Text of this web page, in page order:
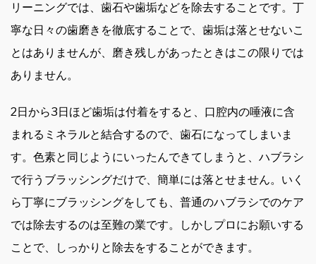
リーニングでは、歯石や歯垢などを除去することです。丁
寧な日々の歯磨きを徹底することで、歯垢は落とせないこ
とはありませんが、磨き残しがあったときはこの限りでは
ありません。
2日から3日ほど歯垢は付着をすると、口腔内の唾液に含
まれるミネラルと結合するので、歯石になってしまいま
す。色素と同じようにいったんできてしまうと、ハブラシ
で行うブラッシングだけで、簡単には落とせません。いく
ら丁寧にブラッシングをしても、普通のハブラシでのケア
では除去するのは至難の業です。しかしプロにお願いする
ことで、しっかりと除去をすることができます。